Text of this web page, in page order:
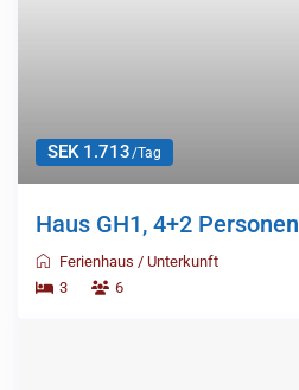
SEK 1.713/Tag
Haus GH1, 4+2 Personen
Ferienhaus /Unterkunft
3
6